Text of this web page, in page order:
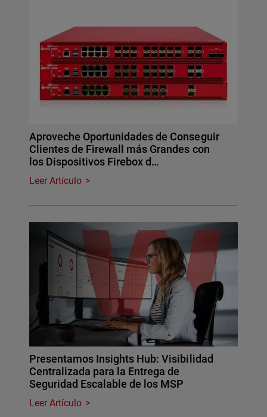
Aproveche Oportunidades de Conseguir
Clientes de Firewall más Grandes con
los Dispositivos Firebox d…
Leer Artículo
Presentamos Insights Hub: Visibilidad
Centralizada para la Entrega de
Seguridad Escalable de los MSP
Leer Artículo